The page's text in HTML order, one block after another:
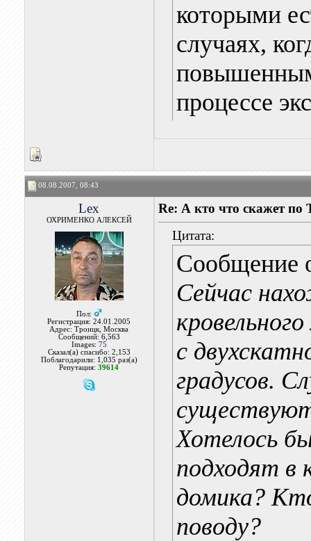
которыми
случаях,
процессе
08.08.2007, 08:43
Lex
ОХРИМЕНКО АЛЕКСЕЙ
Пол:
Регистрация: 24.01.2005
Адрес: Троицк, Москва
Сообщений: 6,563
Images: 75
Сказал(а) спасибо: 2,153
Поблагодарили: 1,035 раз(а)
Репутация:39614
Re: А кто что скажет
Цитата:
Сообщение
Сейчас
с
градусов.
Хотелось
подходят в
домика?
поводу?